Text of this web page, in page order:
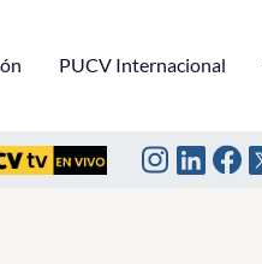
PUCV Internacional